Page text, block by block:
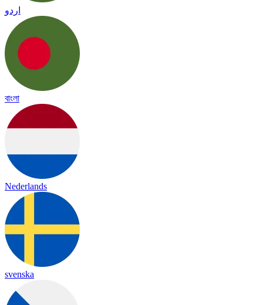
اردو
বাংলা
Nederlands
svenska